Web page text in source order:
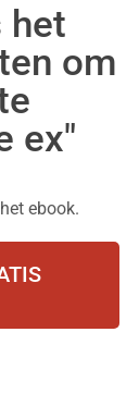
het
om
ex"
ebook.